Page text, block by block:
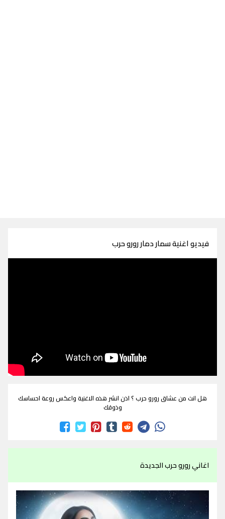
فيديو اغنية سمار دمار رورو حرب
هل انت من عشاق رورو حرب ؟ اذن انشر هذه الاغنية واعكس روعة احساسك
وذوقك
اغاني رورو حرب الجديدة